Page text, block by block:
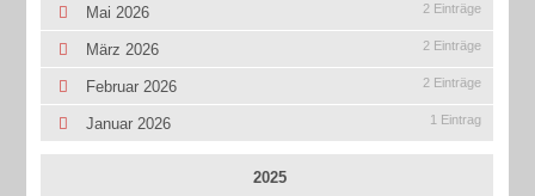
Mai 2026 2 Einträge
März 2026 2 Einträge
Februar 2026 2 Einträge
Januar 2026 1 Eintrag
2025